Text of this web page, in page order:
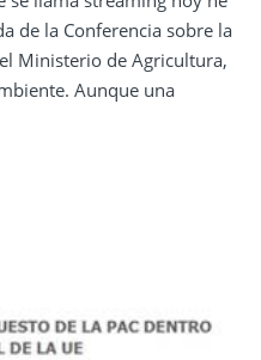
de la Conferencia sobre la
Ministerio de Agricultura,
Aunque una